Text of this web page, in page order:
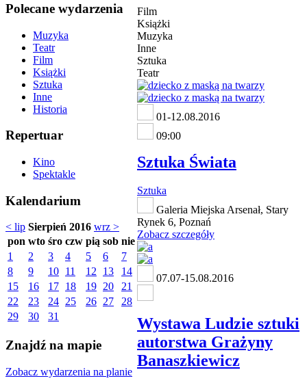
Polecane wydarzenia
Muzyka
Teatr
Film
Książki
Sztuka
Inne
Historia
Repertuar
Kino
Spektakle
Kalendarium
< lip Sierpień 2016 wrz >
pon wto śro czw pią sob nie
1
2 3 4 5 6
7
8
9 10 11 12 13
14
15
16 17 18 19 20
21
22
23 24 25 26 27
28
29
30 31
Znajdź na mapie
Zobacz wydarzenia na planie
Film
Książki
Muzyka
Inne
Sztuka
Teatr
01-12.08.2016
09:00
Sztuka Świata
Sztuka
Galeria Miejska Arsenał, Stary
Rynek 6, Poznań
Zobacz szczegóły
07.07-15.08.2016
Wystawa Ludzie sztuki
autorstwa Grażyny
Banaszkiewicz